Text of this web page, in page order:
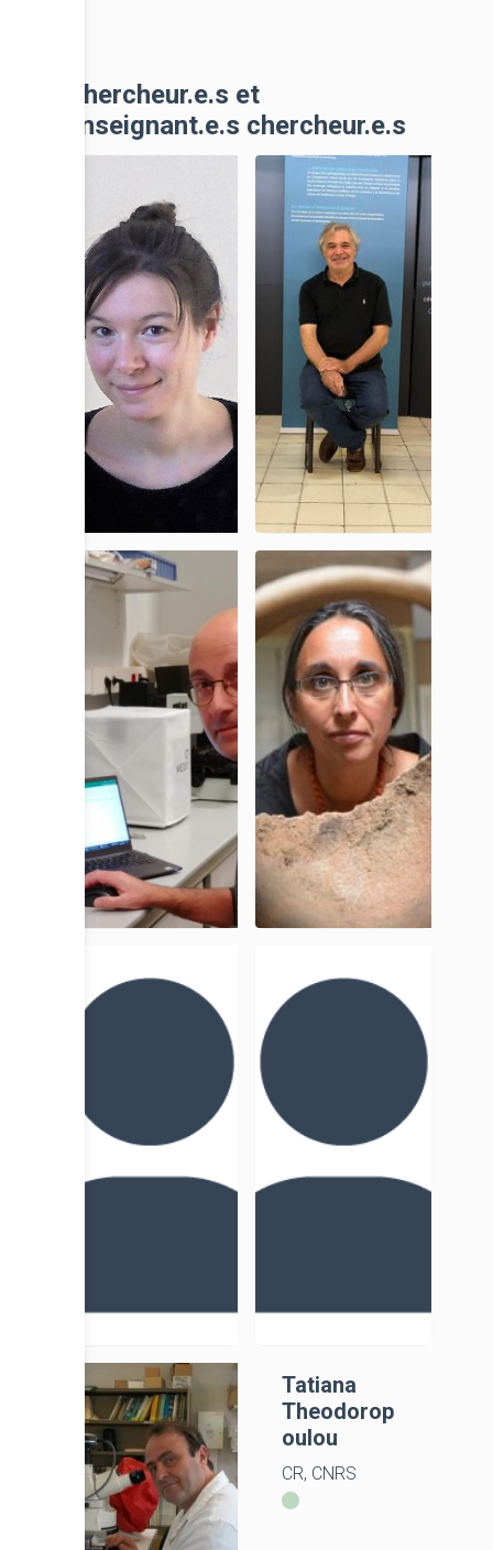
Chercheur.e.s et
enseignant.e.s chercheur.e.s
Léa Drieu
Didier
Binder
DR émérite,
CNRS
Gourichon
Regert
Isabelle
Rodet-
Belarbi
IR émérite,
Inrap
Tatiana
Theodorop
oulou
CR, CNRS